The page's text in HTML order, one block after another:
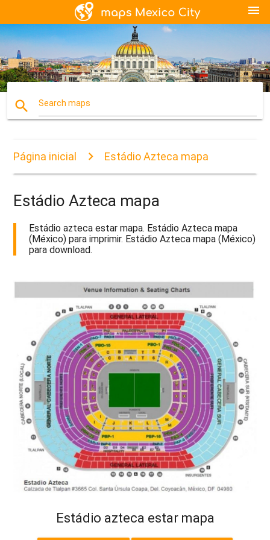
menu
search Search maps
Página inicial Estádio Azteca mapa
Estádio Azteca mapa
Estádio azteca estar mapa. Estádio Azteca mapa
(México) para imprimir. Estádio Azteca mapa (México)
para download.
Estádio azteca estar mapa